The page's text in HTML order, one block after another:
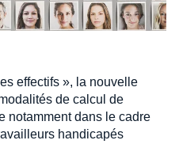
effectifs », la nouvelle
de calcul de
notamment dans le cadre
handicapés